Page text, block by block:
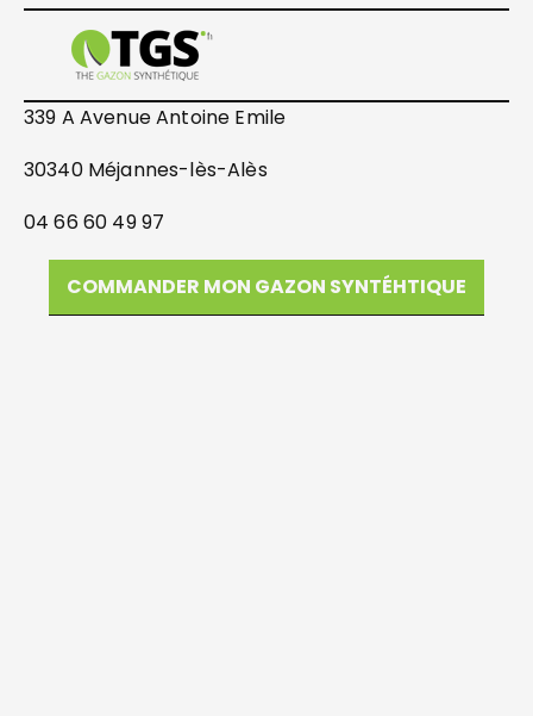
339 A Avenue Antoine Emile
30340 Méjannes-lès-Alès
04 66 60 49 97
COMMANDER MON GAZON SYNTÉHTIQUE